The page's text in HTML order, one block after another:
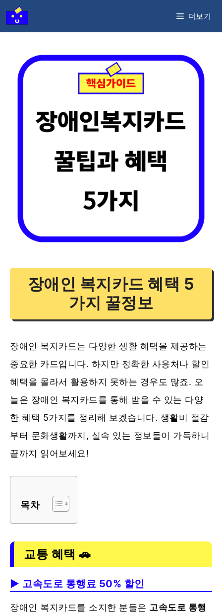
텐
더보기
장애인 복지카드 혜택 5
가지 꿀정보
장애인 복지카드는 다양한 생활 혜택을 제공하는
중요한 카드입니다. 하지만 정확한 사용처나 할인
혜택을 몰라서 활용하지 못하는 경우도 많죠. 오
늘은 장애인 복지카드를 통해 받을 수 있는 다양
한 혜택 5가지를 정리해 보겠습니다. 생활비 절감
부터 문화생활까지, 실속 있는 정보들이 가득하니
끝까지 읽어보세요!
목차
교통 혜택 🚗
▶ 고속도로 통행료 50% 할인
장애인 복지카드를 소지한 분들은 고속도로 통행